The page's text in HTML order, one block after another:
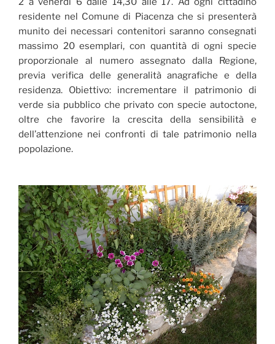
residente nel Comune di Piacenza che si presenterà
munito dei necessari contenitori saranno consegnati
massimo 20 esemplari, con quantità di ogni specie
proporzionale al numero assegnato dalla Regione,
previa verifica delle generalità anagrafiche e della
residenza. Obiettivo: incrementare il patrimonio di
verde sia pubblico che privato con specie autoctone,
oltre che favorire la crescita della sensibilità e
dell’attenzione nei confronti di tale patrimonio nella
popolazione.